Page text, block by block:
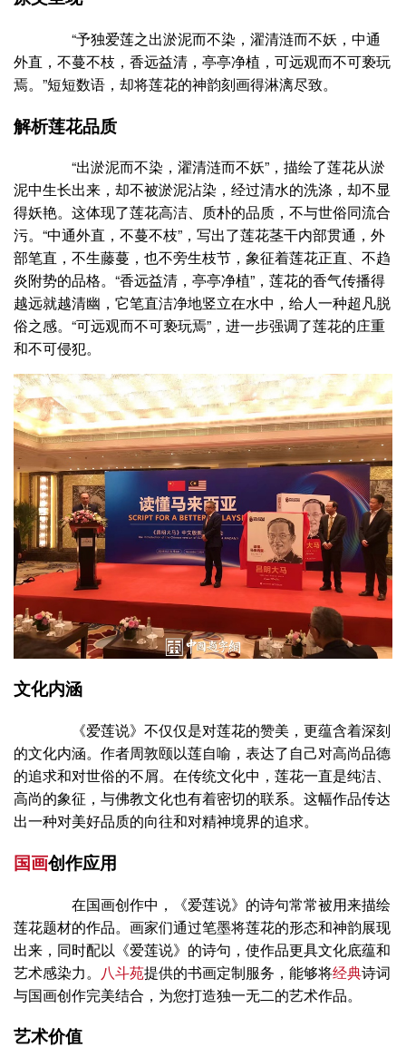
“予独爱莲之出淤泥而不染，濯清涟而不妖，中通
外直，不蔓不枝，香远益清，亭亭净植，可远观而不可亵玩
焉。”短短数语，却将莲花的神韵刻画得淋漓尽致。
解析莲花品质
“出淤泥而不染，濯清涟而不妖”，描绘了莲花从淤
泥中生长出来，却不被淤泥沾染，经过清水的洗涤，却不显
得妖艳。这体现了莲花高洁、质朴的品质，不与世俗同流合
污。“中通外直，不蔓不枝”，写出了莲花茎干内部贯通，外
部笔直，不生藤蔓，也不旁生枝节，象征着莲花正直、不趋
炎附势的品格。“香远益清，亭亭净植”，莲花的香气传播得
越远就越清幽，它笔直洁净地竖立在水中，给人一种超凡脱
俗之感。“可远观而不可亵玩焉”，进一步强调了莲花的庄重
和不可侵犯。
文化内涵
《爱莲说》不仅仅是对莲花的赞美，更蕴含着深刻
的文化内涵。作者周敦颐以莲自喻，表达了自己对高尚品德
的追求和对世俗的不屑。在传统文化中，莲花一直是纯洁、
高尚的象征，与佛教文化也有着密切的联系。这幅作品传达
出一种对美好品质的向往和对精神境界的追求。
国画创作应用
在国画创作中，《爱莲说》的诗句常常被用来描绘
莲花题材的作品。画家们通过笔墨将莲花的形态和神韵展现
出来，同时配以《爱莲说》的诗句，使作品更具文化底蕴和
艺术感染力。 八斗苑提供的书画定制服务，能够将经典诗词
与国画创作完美结合，为您打造独一无二的艺术作品。
艺术价值